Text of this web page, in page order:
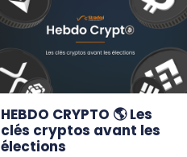
HEBDO CRYPTO 🌎 Les
clés cryptos avant les
élections